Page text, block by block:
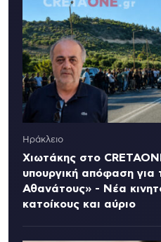
Ηράκλειο
Χιωτάκης στο
υπουργική απόφαση για
Αθανάτους» - Νέα
κατοίκους και αύριο